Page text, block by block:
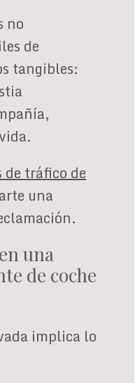
no
de
tangibles:
de tráfico de
una
una
de coche
implica lo